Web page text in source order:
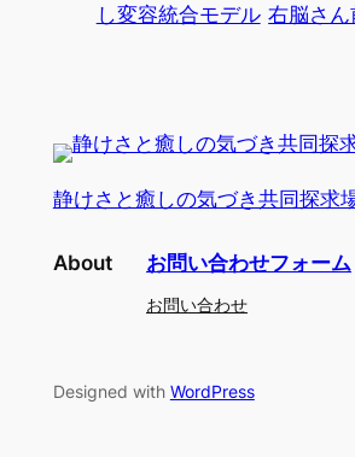
し変容統合モデル 右脳さ
静けさと癒しの気づき共同探求
About お問い合わせフォーム
お問い合わせ
Designed with WordPress